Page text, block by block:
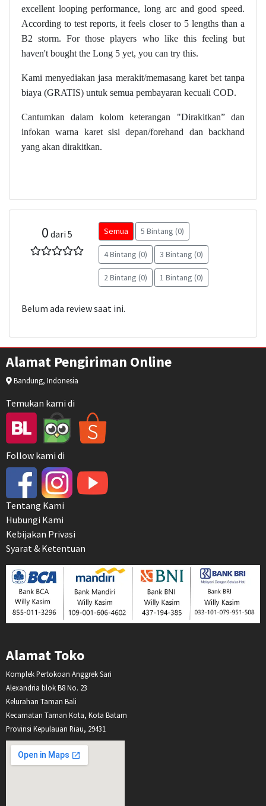
excellent looping performance, long arc and good speed.
According to test reports, it feels closer to 5 lengths than a
B2 storm. For those players who like this feeling but
haven't bought the Long 5 yet, you can try this.
Kami menyediakan jasa merakit/memasang karet bet tanpa
biaya (GRATIS) untuk semua pembayaran kecuali COD.
Cantumkan dalam kolom keterangan "Dirakitkan” dan
infokan warna karet sisi depan/forehand dan backhand
yang akan dirakitkan.
0 dari 5 Semua 5 Bintang (0)
4 Bintang (0) 3 Bintang (0)
2 Bintang (0) 1 Bintang (0)
Belum ada review saat ini.
Alamat Pengiriman Online
Bandung, Indonesia
Temukan kami di
Follow kami di
Tentang Kami
Hubungi Kami
Kebijakan Privasi
Syarat & Ketentuan
Alamat Toko
Komplek Pertokoan Anggrek Sari
Alexandria blok B8 No. 23
Kelurahan Taman Bali
Kecamatan Taman Kota, Kota Batam
Provinsi Kepulauan Riau, 29431